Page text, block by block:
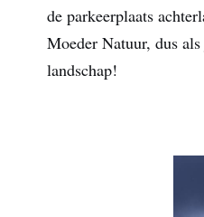
de parkeerplaats
Moeder Natuur, dus
landschap!